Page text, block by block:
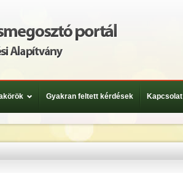
Gyakran feltett kérdések Kapcsolat